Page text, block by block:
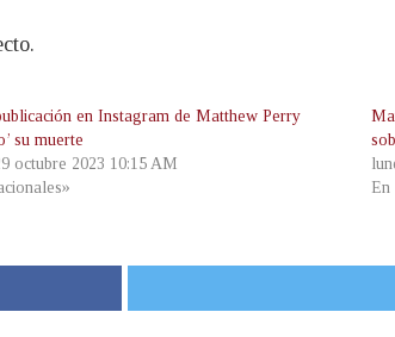
en Instagram de Matthew Perry
su muerte
octubre 2023 10:15 AM
En